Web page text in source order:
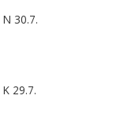
N 30.7.
K 29.7.